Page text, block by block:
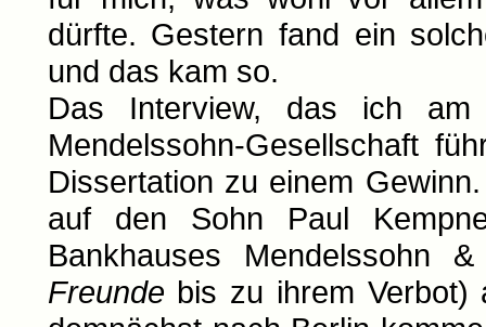
dürfte. Gestern fand ein
und das kam so.
Das Interview, das ich
Mendelssohn-Gesellschaft
Dissertation zu einem
auf den Sohn Paul
Bankhauses Mendelssohn
Freunde bis zu ihrem Verbot)